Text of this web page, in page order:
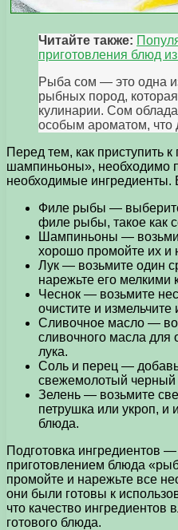
Читайте также:
приготовления блюд
Рыба сом — это одна
рыбных пород,
кулинарии. Сом
особым ароматом, что
Перед тем, как приступить
шампиньоны», необходимо
необходимые ингредиенты.
Филе рыбы —
филе рыбы, такое как
Шампиньоны —
хорошо промойте их и
Лук — возьмите один
нарежьте его мелкими
Чеснок — возьмите
очистите и измельчите
Сливочное масло —
сливочного масла
лука.
Соль и перец —
свежемолотый черный
Зелень — возьмите
петрушка или укроп, и
блюда.
Подготовка ингредиентов
приготовлением блюда
промойте и нарежьте все
они были готовы к
что качество ингредиентов
готового блюда.